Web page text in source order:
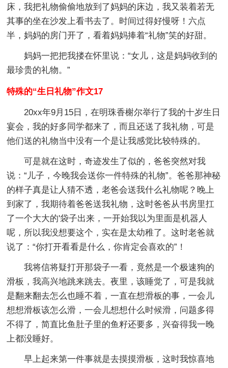
床，我把礼物偷偷地放到了妈妈的床边，我又装着若无
其事的坐在沙发上看书去了。时间过得好慢呀！六点
半，妈妈的房门开了，看着妈妈捧着“礼物”笑的好甜。
妈妈一把把我搂在怀里说：“女儿，这是妈妈收到的
最珍贵的礼物。”
特殊的“生日礼物”作文17
20xx年9月15日，在明珠香榭尔举行了我的十岁生日
宴会，我的好多同学都来了，而且还送了我礼物，可是
他们送的礼物当中没有一个是让我感觉比较特殊的。
可是就在这时，奇迹发生了似的，爸爸突然对我
说：“儿子，今晚我会送你一件特殊的礼物”。爸爸那神秘
的样子真是让人猜不透，老爸会送我什么礼物呢？晚上
到家了，我期待着爸爸送我礼物，这时爸爸从书房里扛
了一个大大的'袋子出来，一开始我以为里面是机器人
呢，所以我没想要这个，实在是太幼稚了。这时老爸就
说了：“你打开看看是什么，你肯定会喜欢的”！
我将信将疑打开那袋子一看，竟然是一个极速狗的
滑板，我高兴地跳来跳去。夜里，该睡觉了，可是我就
是翻来翻去怎么也睡不着，一直在想滑板的事，一会儿
想想滑板该怎么滑，一会儿想想什么时候滑，问题多得
不得了，简直比鱼肚子里的鱼籽还要多，兴奋得我一晚
上都没睡好。
早上起来第一件事就是去摸摸滑板，这时我惊喜地